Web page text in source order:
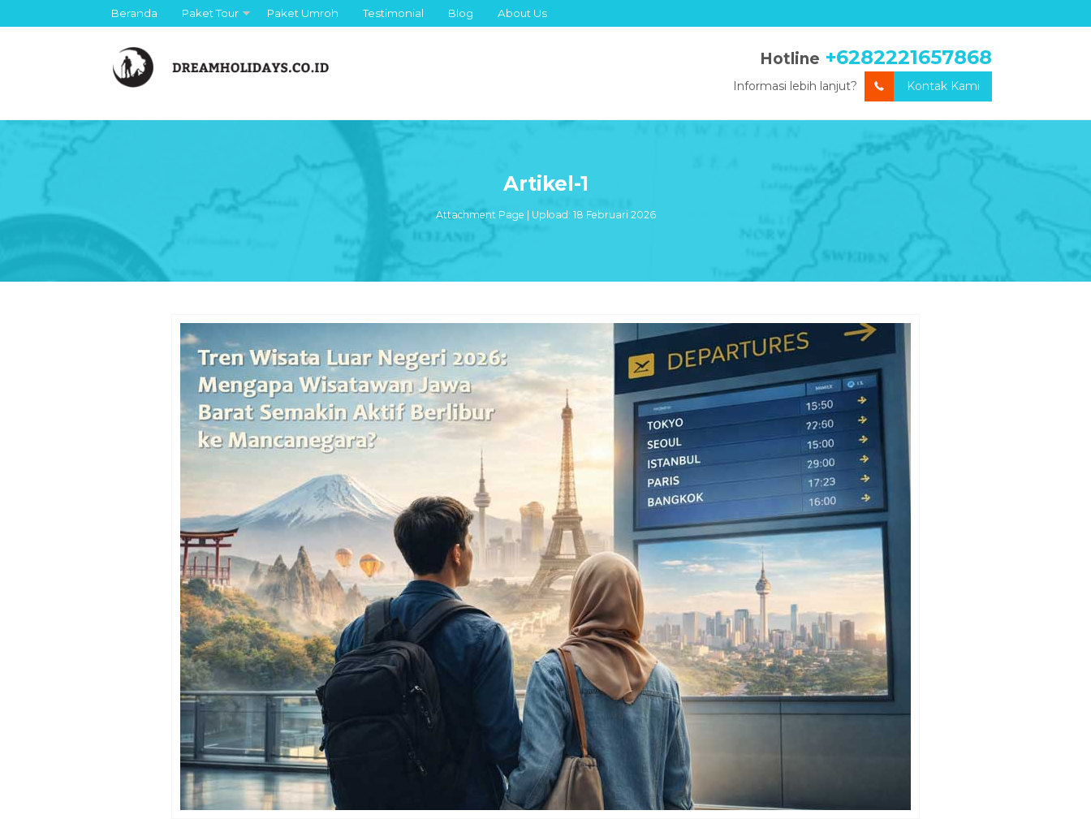
Beranda Paket Tour Paket Umroh Testimonial Blog About Us
Hotline +6282221657868
Informasi lebih lanjut? Kontak Kami
Artikel-1
Attachment Page | Upload: 18 Februari 2026